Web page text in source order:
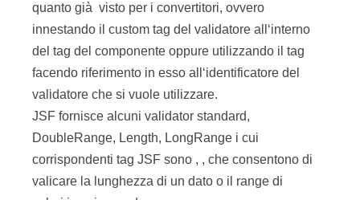
quanto già visto per i convertitori, ovvero
innestando il custom tag del validatore all‘interno
del tag del componente oppure utilizzando il tag
facendo riferimento in esso all‘identificatore del
validatore che si vuole utilizzare.
JSF fornisce alcuni validator standard,
DoubleRange, Length, LongRange i cui
corrispondenti tag JSF sono , , che consentono di
valicare la lunghezza di un dato o il range di